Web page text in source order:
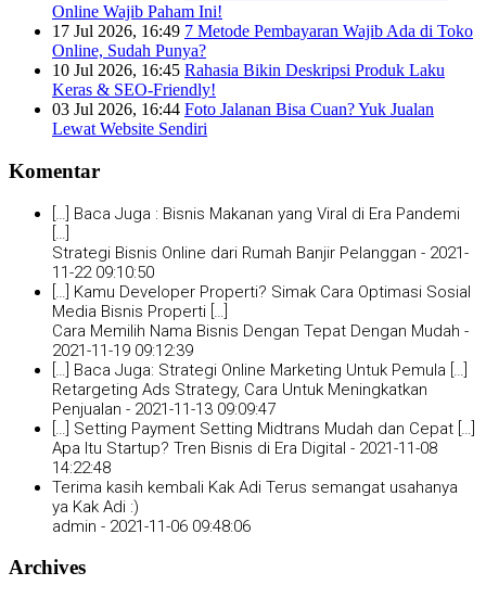
Online Wajib Paham Ini!
17 Jul 2026, 16:49 7 Metode Pembayaran Wajib Ada di Toko
Online, Sudah Punya?
10 Jul 2026, 16:45 Rahasia Bikin Deskripsi Produk Laku
Keras & SEO-Friendly!
03 Jul 2026, 16:44 Foto Jalanan Bisa Cuan? Yuk Jualan
Lewat Website Sendiri
Komentar
[…] Baca Juga : Bisnis Makanan yang Viral di Era Pandemi
Strategi Bisnis Online dari Rumah Banjir Pelanggan - 2021-
11-22 09:10:50
[…] Kamu Developer Properti? Simak Cara Optimasi Sosial
Media Bisnis Properti […]
Cara Memilih Nama Bisnis Dengan Tepat Dengan Mudah -
2021-11-19 09:12:39
[…] Baca Juga: Strategi Online Marketing Untuk Pemula […]
Retargeting Ads Strategy, Cara Untuk Meningkatkan
Penjualan - 2021-11-13 09:09:47
[…] Setting Payment Setting Midtrans Mudah dan Cepat […]
Apa Itu Startup? Tren Bisnis di Era Digital - 2021-11-08
14:22:48
Terima kasih kembali Kak Adi Terus semangat usahanya
ya Kak Adi :)
admin - 2021-11-06 09:48:06
Archives